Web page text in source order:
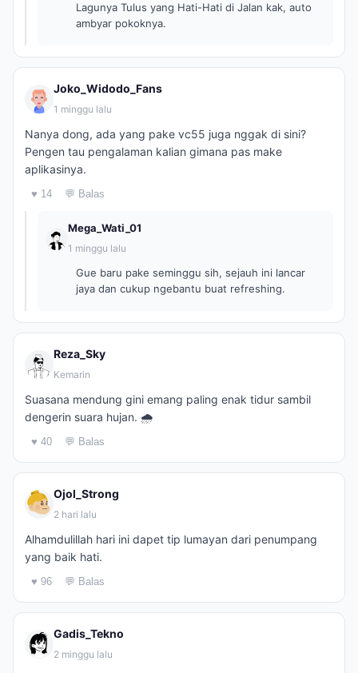
Lagunya Tulus yang Hati-Hati di Jalan kak, auto
ambyar pokoknya.
Joko_Widodo_Fans
1 minggu lalu
Nanya dong, ada yang pake vc55 juga nggak di sini?
Pengen tau pengalaman kalian gimana pas make
aplikasinya.
♥ 14 💬 Balas
Mega_Wati_01
1 minggu lalu
Gue baru pake seminggu sih, sejauh ini lancar
jaya dan cukup ngebantu buat refreshing.
Reza_Sky
Kemarin
Suasana mendung gini emang paling enak tidur sambil
dengerin suara hujan. 🌧️
♥ 40 💬 Balas
Ojol_Strong
2 hari lalu
Alhamdulillah hari ini dapet tip lumayan dari penumpang
yang baik hati.
♥ 96 💬 Balas
Gadis_Tekno
2 minggu lalu